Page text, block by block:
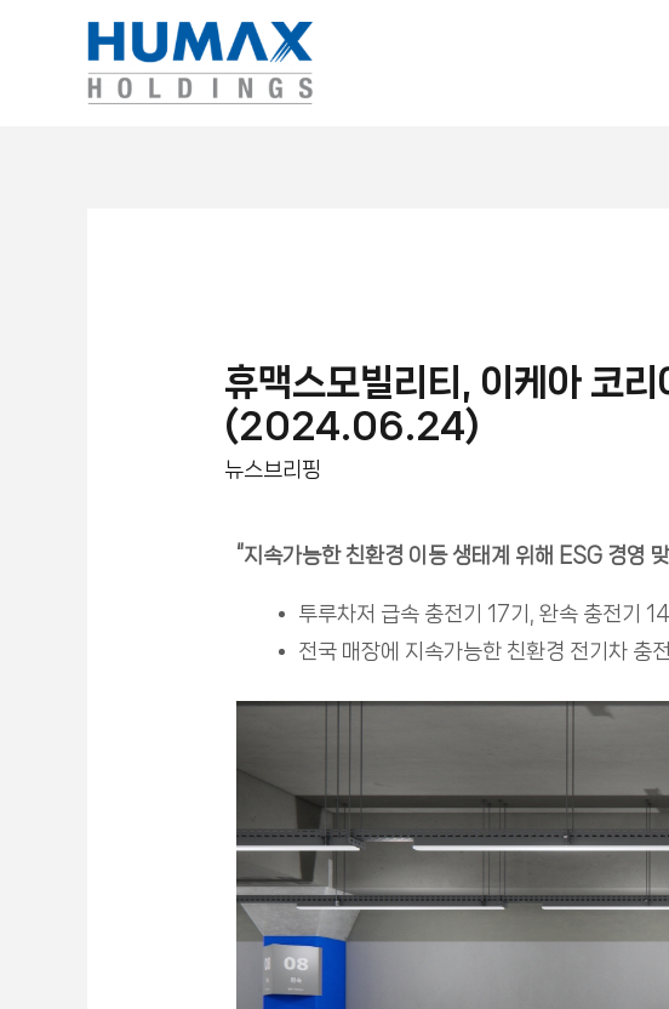
휴맥스모빌리티, 이케아 코리
(2024.06.24)
뉴스브리핑
“지속가능한 친환경 이동 생태계 위해 ESG 경영
투루차저 급속 충전기 17기, 완속 충전기
전국 매장에 지속가능한 친환경 전기차 충